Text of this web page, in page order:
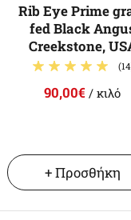
Rib Eye Prime
fed Black
Creekstone,
90,00€/ κιλό
+ Προσθήκη